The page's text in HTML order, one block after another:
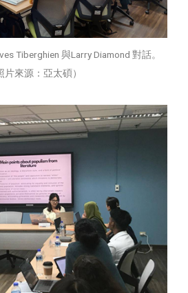
Tiberghien 與Larry Diamond 對話。
片來源：亞太碩）